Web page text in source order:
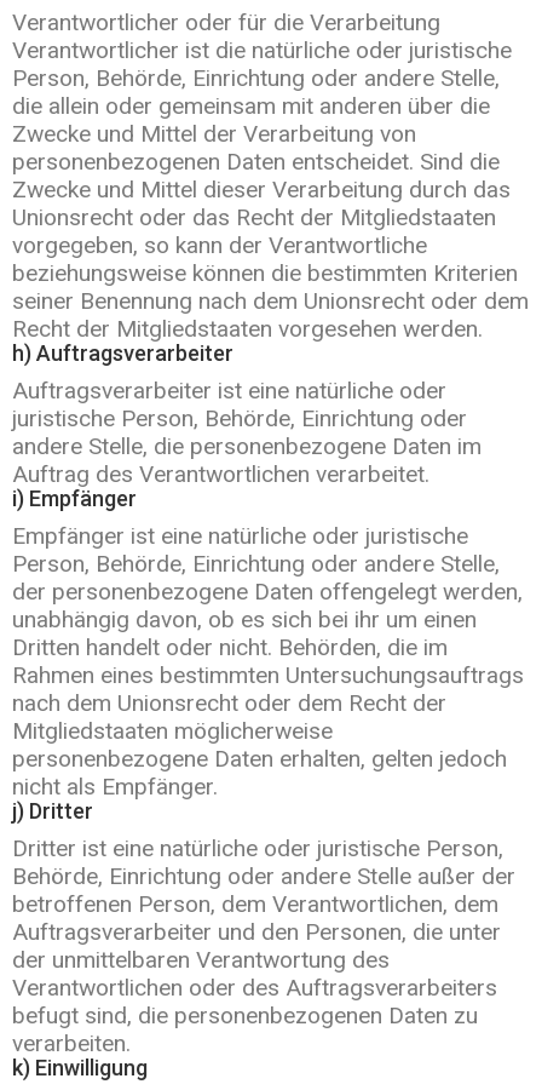
Verantwortlicher oder für die Verarbeitung
Verantwortlicher ist die natürliche oder juristische
Person, Behörde, Einrichtung oder andere Stelle,
die allein oder gemeinsam mit anderen über die
Zwecke und Mittel der Verarbeitung von
personenbezogenen Daten entscheidet. Sind die
Zwecke und Mittel dieser Verarbeitung durch das
Unionsrecht oder das Recht der Mitgliedstaaten
vorgegeben, so kann der Verantwortliche
beziehungsweise können die bestimmten Kriterien
seiner Benennung nach dem Unionsrecht oder dem
Recht der Mitgliedstaaten vorgesehen werden.
h) Auftragsverarbeiter
Auftragsverarbeiter ist eine natürliche oder
juristische Person, Behörde, Einrichtung oder
andere Stelle, die personenbezogene Daten im
Auftrag des Verantwortlichen verarbeitet.
i) Empfänger
Empfänger ist eine natürliche oder juristische
Person, Behörde, Einrichtung oder andere Stelle,
der personenbezogene Daten offengelegt werden,
unabhängig davon, ob es sich bei ihr um einen
Dritten handelt oder nicht. Behörden, die im
Rahmen eines bestimmten Untersuchungsauftrags
nach dem Unionsrecht oder dem Recht der
Mitgliedstaaten möglicherweise
personenbezogene Daten erhalten, gelten jedoch
nicht als Empfänger.
j) Dritter
Dritter ist eine natürliche oder juristische Person,
Behörde, Einrichtung oder andere Stelle außer der
betroffenen Person, dem Verantwortlichen, dem
Auftragsverarbeiter und den Personen, die unter
der unmittelbaren Verantwortung des
Verantwortlichen oder des Auftragsverarbeiters
befugt sind, die personenbezogenen Daten zu
verarbeiten.
k) Einwilligung